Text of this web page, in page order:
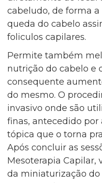
cabeludo, de forma
queda do cabelo
foliculos capilares.
Permite também
nutrição do cabelo e
consequente
do mesmo. O
invasivo onde são
finas, antecedido
tópica que o torna
Após concluir as
Mesoterapia Capilar,
da miniaturização